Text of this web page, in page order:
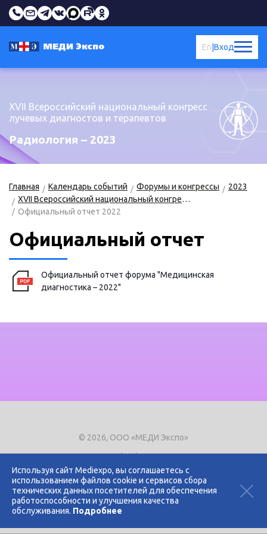
Используя сайт Mediexpo, вы соглашаетесь с
использованием файлов cookie и сервисов сбора
технических данных посетителей для обеспечения
работоспособности и улучшения качества
обслуживания. Подробнее
Вход
En
XVII Всероссийский национальный конгресс
лучевых диагностов и терапевтов
Радиология – 2023
Главная Календарь событий Форумы и конгрессы
2023
XVII Всероссийский национальный конгресс лучевых диагностов и терапевтов «Радиология – 2023»
Официальный отчет 2022
Официальный отчет
Официальный отчет форума "Медицинская
диагностика – 2022"
© 2026, ООО «МЕДИ Экспо»
Тел.+7 (495) 721-8866
E-mail:expo@mediexpo.ru
Контакты
Политика использования cookies
Политика конфиденциальности